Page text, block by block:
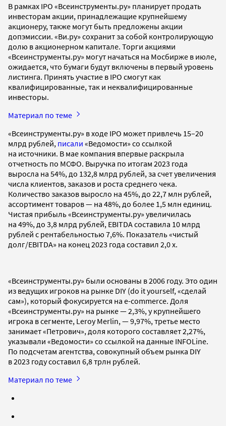
В рамках IPO «Всеинструменты.ру» планирует продать
инвесторам акции, принадлежащие крупнейшему
акционеру, также могут быть предложены акции
допэмиссии. «Ви.ру» сохранит за собой контролирующую
долю в акционерном капитале. Торги акциями
«Всеинструменты.ру» могут начаться на Мосбирже в июле,
ожидается, что бумаги будут включены в первый уровень
листинга. Принять участие в IPO смогут как
квалифицированные, так и неквалифицированные
инвесторы.
Материал по теме
«Всеинструменты.ру» в ходе IPO может привлечь 15–20
млрд рублей, писали «Ведомости» со ссылкой
на источники. В мае компания впервые раскрыла
отчетность по МСФО. Выручка по итогам 2023 года
выросла на 54%, до 132,8 млрд рублей, за счет увеличения
числа клиентов, заказов и роста среднего чека.
Количество заказов выросло на 45%, до 22,7 млн рублей,
ассортимент товаров — на 48%, до более 1,5 млн единиц.
Чистая прибыль «Всеинструменты.ру» увеличилась
на 49%, до 3,8 млрд рублей, EBITDA составила 10 млрд
рублей с рентабельностью 7,6%. Показатель «чистый
долг/EBITDA» на конец 2023 года составил 2,0 x.
«Всеинструменты.ру» были основаны в 2006 году. Это один
из ведущих игроков на рынке DIY (do it yourself, «сделай
сам»), который фокусируется на e-commerce. Доля
«Всеинструменты.ру» на рынке — 2,3%, у крупнейшего
игрока в сегменте, Leroy Merlin, — 9,97%, третье место
занимает «Петрович», доля которого составляет 2,27%,
указывали «Ведомости» со ссылкой на данные INFOLine.
По подсчетам агентства, совокупный объем рынка DIY
в 2023 году составил 6,8 трлн рублей.
Материал по теме